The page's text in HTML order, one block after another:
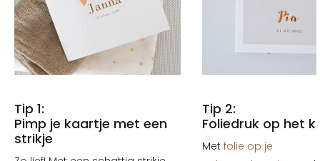
Tip 1:
Pimp je kaartje met een
strikje
Tip 2:
Foliedruk op het
Met folie op je